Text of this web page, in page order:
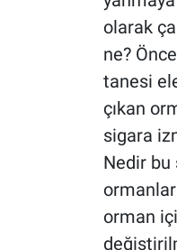
olarak
ne?
tanesi
çıkan
sigara
Nedir bu
orman